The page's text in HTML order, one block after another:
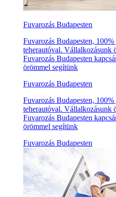
Fuvarozás Budapesten
Fuvarozás Budapesten,
teherautóval. Vállalkozásunk
Fuvarozás Budapesten
örömmel segítünk
Fuvarozás Budapesten
Fuvarozás Budapesten,
teherautóval. Vállalkozásunk
Fuvarozás Budapesten
örömmel segítünk
Fuvarozás Budapesten